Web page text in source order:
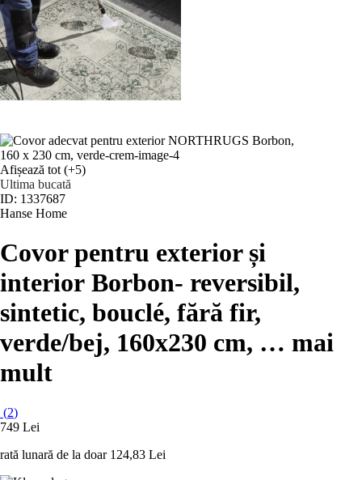
Afișează tot (+5)
Ultima bucată
ID: 1337687
Hanse Home
Covor pentru exterior și
interior Borbon- reversibil,
sintetic, bouclé, fără fir,
verde/bej, 160x230 cm, … mai
mult
(2)
749 Lei
rată lunară de la doar 124,83 Lei